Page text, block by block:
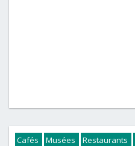
Cafés Musées Restaurants